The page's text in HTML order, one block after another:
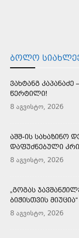
ᲑᲝᲚᲝ
ᲕᲐᲮᲢᲐᲜᲒ
ᲬᲔᲠᲢᲘᲚᲘ!
8 აგვისტო, 2026
ᲐᲨᲨ-ᲘᲡ ᲡᲐᲮᲐᲖᲘᲜᲝ
ᲓᲐᲤᲣᲫᲜᲔᲑᲣᲚᲘ
8 აგვისტო, 2026
„ᲒᲝᲒᲐᲡ
ᲑᲘᲭᲘᲡᲗᲕᲘᲡ
8 აგვისტო, 2026